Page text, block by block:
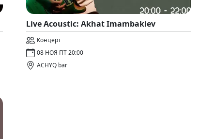
Live Acoustic: Akhat Imambakiev
Концерт
08 НОЯ ПТ 20:00
ACHYQ bar